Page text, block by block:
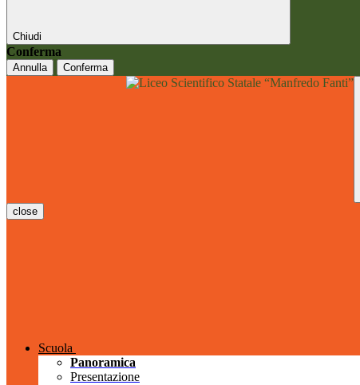
Chiudi
Conferma
Annulla Conferma
close
Scuola
Panoramica
Presentazione